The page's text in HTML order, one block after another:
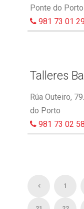
Ponte do Porto
981 73 01 29
Talleres
Rúa Outeiro,
do Porto
981 73 02 58
1